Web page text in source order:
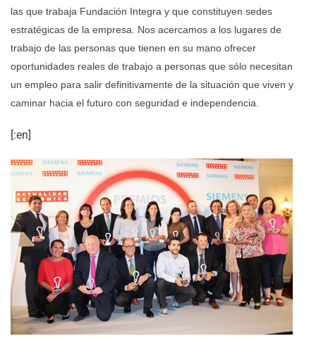
las que trabaja Fundación Integra y que constituyen sedes
estratégicas de la empresa. Nos acercamos a los lugares de
trabajo de las personas que tienen en su mano ofrecer
oportunidades reales de trabajo a personas que sólo necesitan
un empleo para salir definitivamente de la situación que viven y
caminar hacia el futuro con seguridad e independencia.
[:en]